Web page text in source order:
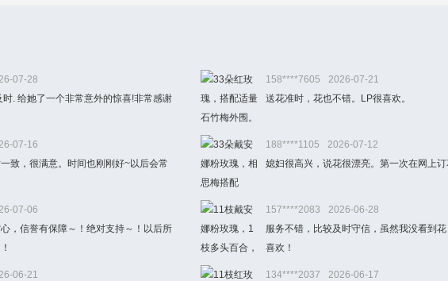
07-28
. 给她了一个非常意外的惊喜!非常感谢
158****7605
2026-07-21
送花准时，花也不错。LP很喜欢。
07-16
致，很满意。时间也刚刚好~以后会常
188****1105
2026-07-12
媳妇很高兴，说花很漂亮。第一次在网上订
07-06
，信誉有保障～！绝对支持～！以后所
157****2083
2026-06-28
服务不错，比较及时守信，虽然我没看到
喜欢！
06-21
134****2037
2026-06-17